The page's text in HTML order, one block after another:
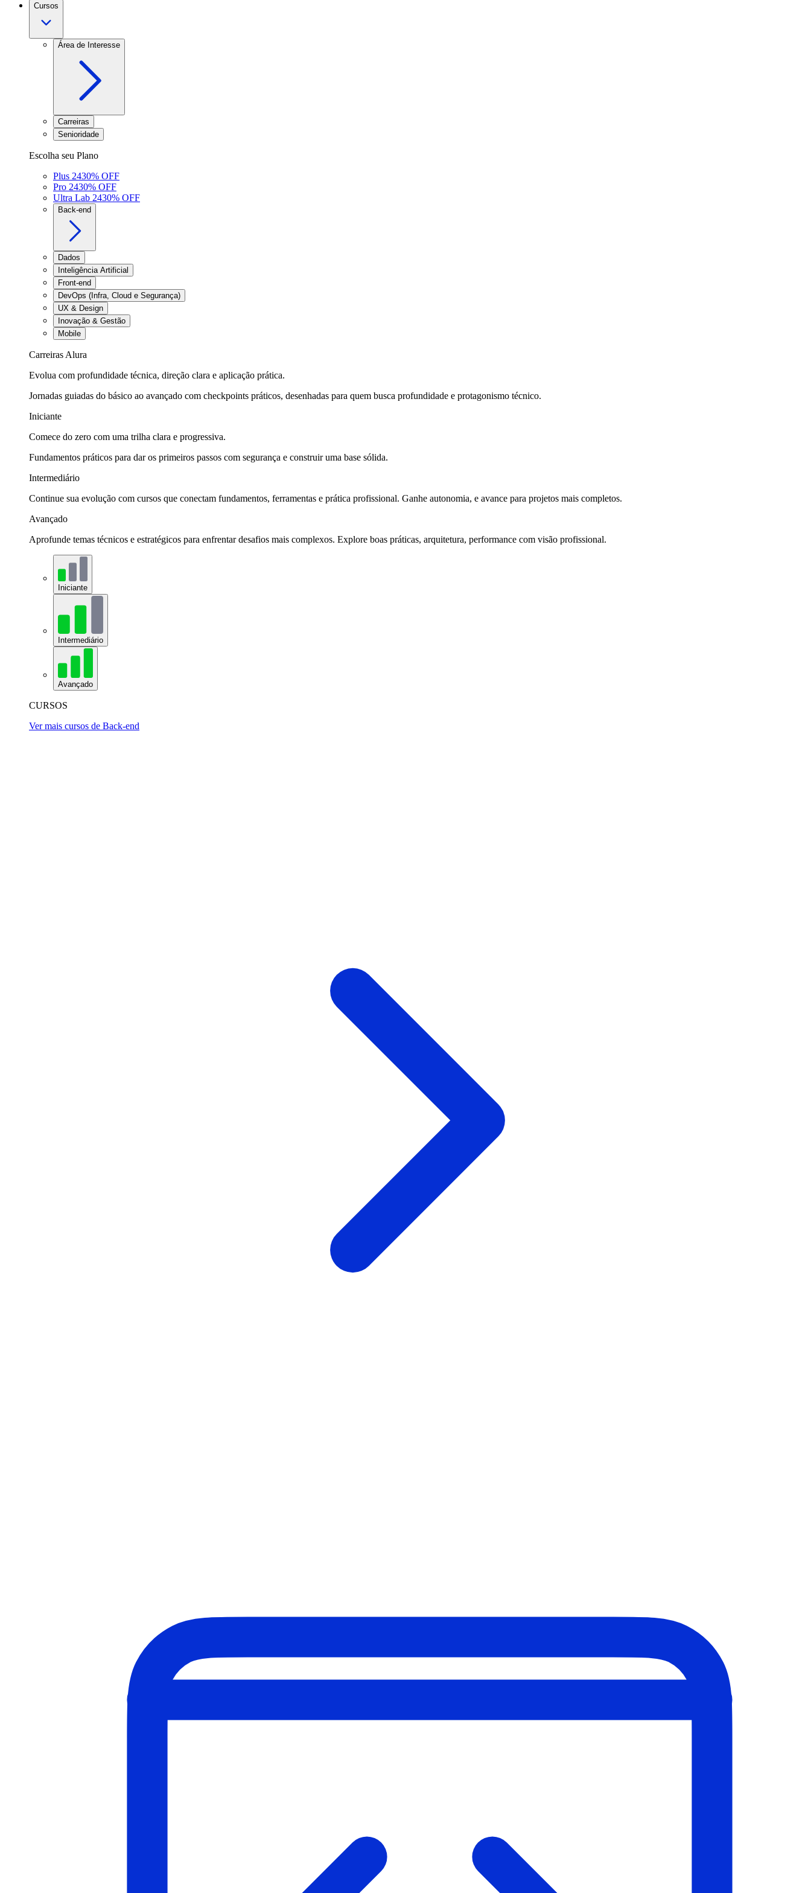
Cursos
Área de Interesse
Carreiras
Senioridade
Escolha seu Plano
Plus 2430% OFF
Pro 2430% OFF
Ultra Lab 2430% OFF
Back-end
Dados
Inteligência Artificial
Front-end
DevOps (Infra, Cloud e Segurança)
UX & Design
Inovação & Gestão
Mobile
Carreiras Alura
Evolua com profundidade técnica, direção clara e aplicação prática.
Jornadas guiadas do básico ao avançado com checkpoints práticos, desenhadas para quem busca profundidade e protagonismo técnico.
Iniciante
Comece do zero com uma trilha clara e progressiva.
Fundamentos práticos para dar os primeiros passos com segurança e construir uma base sólida.
Intermediário
Continue sua evolução com cursos que conectam fundamentos, ferramentas e prática profissional. Ganhe autonomia, e avance para projetos mais completos.
Avançado
Aprofunde temas técnicos e estratégicos para enfrentar desafios mais complexos. Explore boas práticas, arquitetura, performance com visão profissional.
Iniciante
Intermediário
Avançado
CURSOS
Ver mais cursos de Back-end